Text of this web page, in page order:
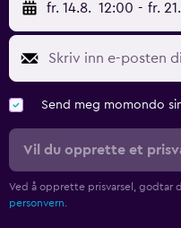
fr. 14.8. 12:00 - fr.
Send meg momondo
Vil du opprette et
Ved å opprette prisvarsel, godtar
personvern.